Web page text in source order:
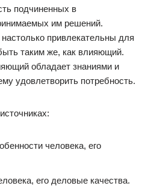
подчиненных в
им решений.
привлекательны для
таким же, как влияющий.
обладает знаниями и
удовлетворить потребность.
человека, его
его деловые качества.